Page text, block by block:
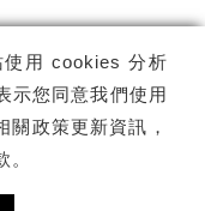
使用 cookies 分析
示您同意我們使用
政策更新資訊，
。
訂閱
藝術文化中心